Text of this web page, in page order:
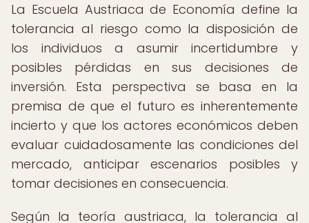
La Escuela Austriaca de Economía define la
tolerancia al riesgo como la disposición de
los individuos a asumir incertidumbre y
posibles pérdidas en sus decisiones de
inversión. Esta perspectiva se basa en la
premisa de que el futuro es inherentemente
incierto y que los actores económicos deben
evaluar cuidadosamente las condiciones del
mercado, anticipar escenarios posibles y
tomar decisiones en consecuencia.
Según la teoría austriaca, la tolerancia al